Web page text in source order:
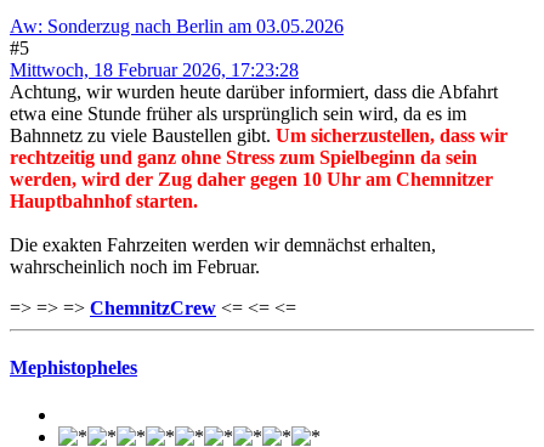
Aw: Sonderzug nach Berlin am 03.05.2026
#5
Mittwoch, 18 Februar 2026, 17:23:28
Achtung, wir wurden heute darüber informiert, dass die Abfahrt
etwa eine Stunde früher als ursprünglich sein wird, da es im
Bahnnetz zu viele Baustellen gibt. Um sicherzustellen, dass wir
rechtzeitig und ganz ohne Stress zum Spielbeginn da sein
werden, wird der Zug daher gegen 10 Uhr am Chemnitzer
Hauptbahnhof starten.
Die exakten Fahrzeiten werden wir demnächst erhalten,
wahrscheinlich noch im Februar.
=> => => ChemnitzCrew <= <= <=
Mephistopheles